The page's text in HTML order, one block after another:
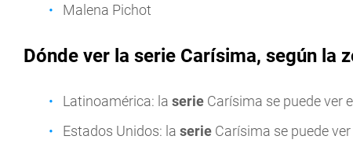
Malena Pichot
Dónde ver la serie Carísima, según la
Latinoamérica: la serie Carísima se puede ver
Estados Unidos: la serie Carísima se puede ver